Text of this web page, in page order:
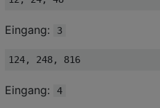
Eingang: 3
Eingang: 4